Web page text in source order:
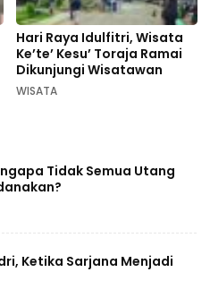
Hari Raya Idulfitri, Wisata
Ke’te’ Kesu’ Toraja Ramai
Dikunjungi Wisatawan
WISATA
Tidak Semua Utang
Ketika Sarjana Menjadi